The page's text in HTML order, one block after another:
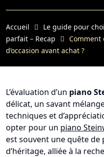
Accueil
Le guide pour
parfait – Recap
Comment
d’occasion avant achat ?
L’évaluation d’un piano
délicat, un savant
techniques et
opter pour un piano
est souvent une quête
d’héritage, alliée à la